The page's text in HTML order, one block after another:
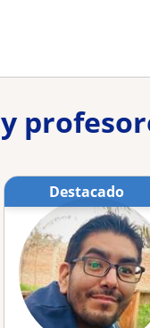
Destacado